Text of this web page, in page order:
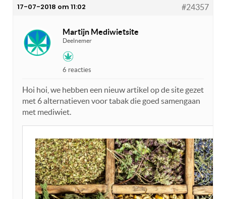
17-07-2018 om 11:02 #24357
Martijn Mediwietsite
Deelnemer
6 reacties
Hoi hoi, we hebben een nieuw artikel op de site gezet
met 6 alternatieven voor tabak die goed samengaan
met mediwiet.